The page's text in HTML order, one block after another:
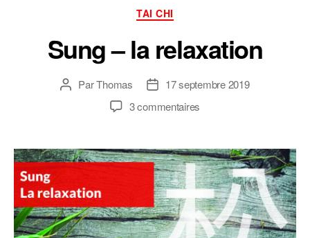
Catégories
TAI CHI
Sung – la relaxation
Auteur
ParThomas
Date
l’article
17 septembre 2019
3 commentaires
la
relaxation